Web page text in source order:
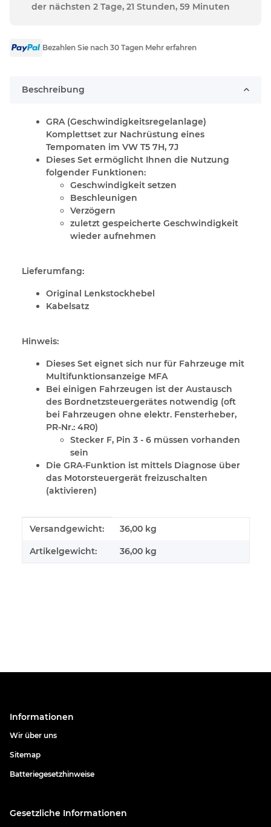
der nächsten 2 Tage, 21 Stunden, 59 Minuten
Bezahlen Sie nach 30 Tagen Mehr erfahren
Beschreibung
GRA (Geschwindigkeitsregelanlage)
Komplettset zur Nachrüstung eines
Tempomaten im VW T5 7H, 7J
Dieses Set ermöglicht Ihnen die Nutzung
folgender Funktionen:
Geschwindigkeit setzen
Beschleunigen
Verzögern
zuletzt gespeicherte Geschwindigkeit
wieder aufnehmen
Lieferumfang:
Original Lenkstockhebel
Kabelsatz
Hinweis:
Dieses Set eignet sich nur für Fahrzeuge mit
Multifunktionsanzeige MFA
Bei einigen Fahrzeugen ist der Austausch
des Bordnetzsteuergerätes notwendig (oft
bei Fahrzeugen ohne elektr. Fensterheber,
PR-Nr.: 4R0)
Stecker F, Pin 3 - 6 müssen vorhanden
sein
Die GRA-Funktion ist mittels Diagnose über
das Motorsteuergerät freizuschalten
(aktivieren)
Produkteigenschaft
Wert
Versandgewicht: 36,00 kg
Artikelgewicht: 36,00 kg
Informationen
Wir über uns
Sitemap
Batteriegesetzhinweise
Gesetzliche Informationen